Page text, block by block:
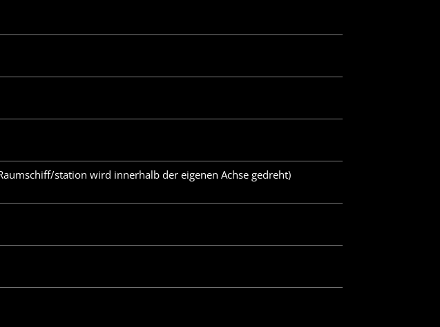
station wird innerhalb der eigenen Achse gedreht)